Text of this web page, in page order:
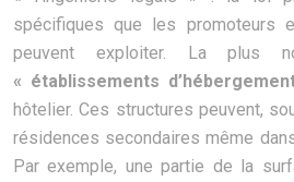
spécifiques que les promoteurs
peuvent exploiter. La plus
« établissements
hôtelier. Ces structures peuvent,
résidences secondaires même
Par exemple, une partie de la